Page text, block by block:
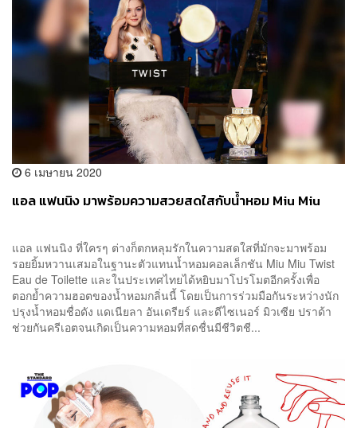
6 เมษายน 2020
แอล แฟนนิง มาพร้อมความสวยสดใสกับน้ำหอม Miu Miu
แอล แฟนนิง ที่ใครๆ ต่างก็ตกหลุมรักในความสดใสที่มักจะมาพร้อม
รอยยิ้มหวานเสมอในฐานะตัวแทนน้ำหอมคอลเล็กชัน Miu Miu Twist
Eau de Toilette และในประเทศไทยได้หยิบมาโปรโมตอีกครั้งเพื่อ
ตอกย้ำความฮอตของน้ำหอมกลิ่นนี้ โดยเป็นการร่วมมือกันระหว่างนัก
ปรุงน้ำหอมชื่อดัง แดเนียลา อันเดรียร์ และดีไซเนอร์ มิวเซีย ปราด้า
ช่วยกันครีเอตจนเกิดเป็นความหอมที่สดชื่นมีชีวิตชี...